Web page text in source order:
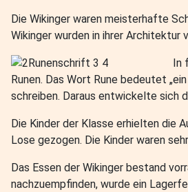
Die Wikinger waren meisterhafte
Wikinger wurden in ihrer Architektur
In
Runen. Das Wort Rune bedeutet
schreiben. Daraus entwickelte sich
Die Kinder der Klasse erhielten die
Lose gezogen. Die Kinder waren
Das Essen der Wikinger bestand
nachzuempfinden, wurde ein